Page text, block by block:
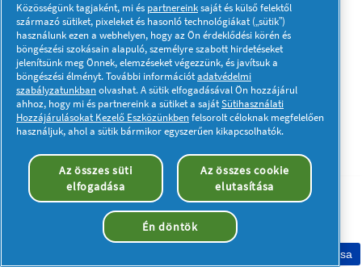
Adataim
Adatvédelmi közlemény
A sütik használatáról
Felhasználási feltételek
Akadálymentességi nyilatkozat
© 2023 Procter & Gamble. Minden jog fenntartva. Az oldalon
található információk felhasználása és az azokhoz való
hozzáférés a jogi nyilatkozatban meghatározott felhasználási
feltételek tárgyát képezik.
Sütik elfogadása
Közösségünk tagjaként, mi és partnereinksaját és külső felektől
származó sütiket, pixeleket és hasonló technológiákat („sütik”)
használunk ezen a webhelyen, hogy az Ön érdeklődési körén és
böngészési szokásain alapuló, személyre szabott hirdetéseket
jelenítsünk meg Önnek, elemzéseket végezzünk, és javítsuk a
böngészési élményt. További információtadatvédelmi
szabályzatunkbanolvashat. A sütik elfogadásával Ön hozzájárul
ahhoz, hogy mi és partnereink a sütiket a sajátSütihasználati
Hozzájárulásokat Kezelő Eszközünkbenfelsorolt céloknak megfelelően
használjuk, ahol a sütik bármikor egyszerűen kikapcsolhatók.
Az összes süti
elfogadása
Az összes cookie
elutasítása
Én döntök